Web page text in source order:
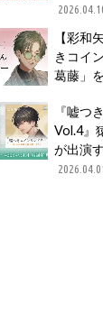
【彩和
きコイ
葛藤」
『嘘つ
Vol.4』
が出演